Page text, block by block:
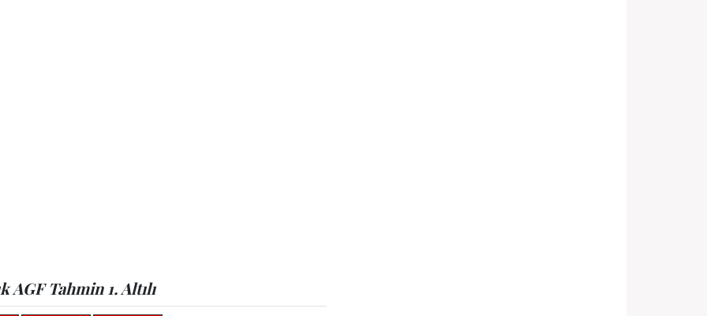
Tahmin 1. Altılı